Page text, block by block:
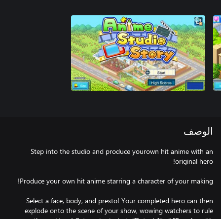
الوصف
Step into the studio and produce yourown hit anime with an
Select a face, body, and presto! Your completed hero can then
explode onto the scene of your show, wowing watchers to rule